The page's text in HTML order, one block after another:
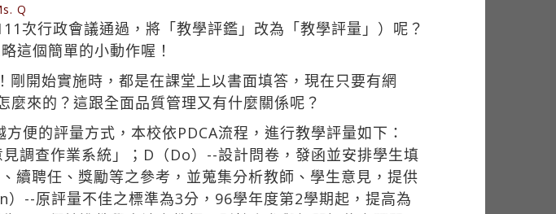
Q
次行政會議通過，將「教學評鑑」改為「教學評量」）呢？
這個簡單的小動作喔！
開始實施時，都是在課堂上以書面填答，現在只要有網
來的？這跟全面品質管理又有什麼關係呢？
便的評量方式，本校依PDCA流程，進行教學評量如下：
調查作業系統」；D（Do）--設計問卷，發函並安排學生填
續聘任、獎勵等之參考，並蒐集分析教師、學生意見，提供
--原評量不佳之標準為3分，96學年度第2學期起，提高為